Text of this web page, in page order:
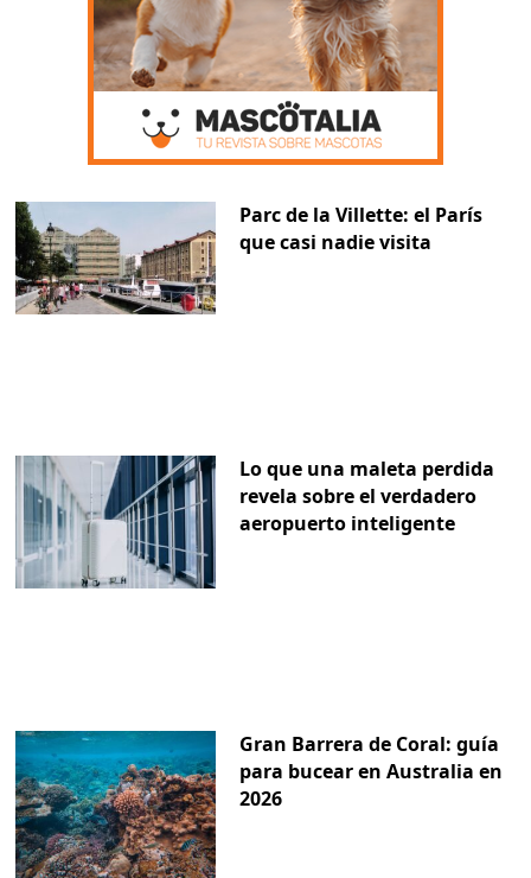
Parc de la Villette: el París
que casi nadie visita
Lo que una maleta perdida
revela sobre el verdadero
aeropuerto inteligente
Gran Barrera de Coral: guía
para bucear en Australia en
2026